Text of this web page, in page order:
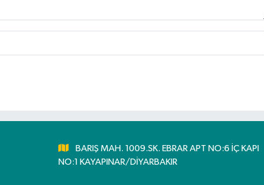
BARIŞ MAH. 1009.SK. EBRAR APT NO:6 İÇ KAPI
NO:1 KAYAPINAR/DİYARBAKIR